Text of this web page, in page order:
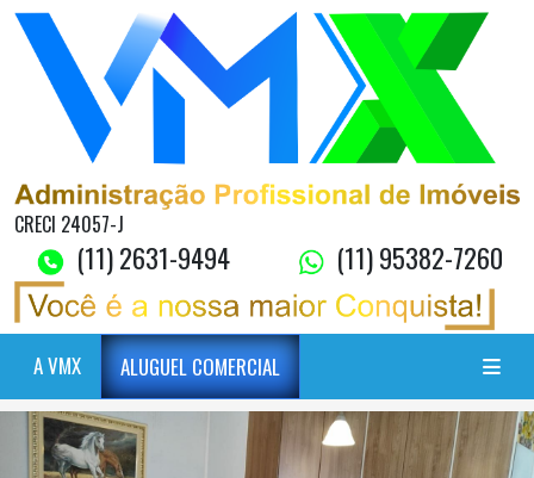
CRECI 24057-J
(11) 2631-9494 (11) 95382-7260
A VMX ALUGUEL COMERCIAL